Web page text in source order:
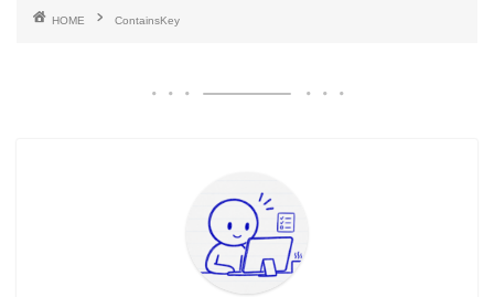
HOME ContainsKey